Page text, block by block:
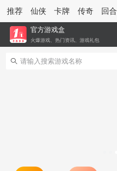
推荐 仙侠 卡牌 传奇 回合
官方游戏盒
火爆游戏、热门资讯、游戏礼包